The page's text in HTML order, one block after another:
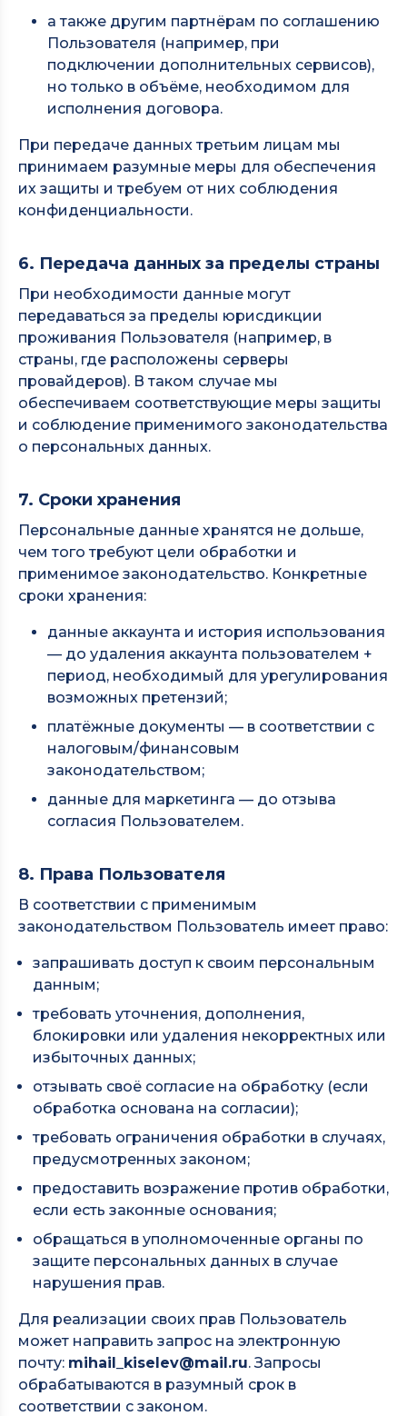
а также другим партнёрам по соглашению
Пользователя (например, при
подключении дополнительных сервисов),
но только в объёме, необходимом для
исполнения договора.
При передаче данных третьим лицам мы
принимаем разумные меры для обеспечения
их защиты и требуем от них соблюдения
конфиденциальности.
6. Передача данных за пределы страны
При необходимости данные могут
передаваться за пределы юрисдикции
проживания Пользователя (например, в
страны, где расположены серверы
провайдеров). В таком случае мы
обеспечиваем соответствующие меры защиты
и соблюдение применимого законодательства
о персональных данных.
7. Сроки хранения
Персональные данные хранятся не дольше,
чем того требуют цели обработки и
применимое законодательство. Конкретные
сроки хранения:
данные аккаунта и история использования
— до удаления аккаунта пользователем +
период, необходимый для урегулирования
возможных претензий;
платёжные документы — в соответствии с
налоговым/финансовым
законодательством;
данные для маркетинга — до отзыва
согласия Пользователем.
8. Права Пользователя
В соответствии с применимым
законодательством Пользователь имеет право:
запрашивать доступ к своим персональным
данным;
требовать уточнения, дополнения,
блокировки или удаления некорректных или
избыточных данных;
отзывать своё согласие на обработку (если
обработка основана на согласии);
требовать ограничения обработки в случаях,
предусмотренных законом;
предоставить возражение против обработки,
если есть законные основания;
обращаться в уполномоченные органы по
защите персональных данных в случае
нарушения прав.
Для реализации своих прав Пользователь
может направить запрос на электронную
почту: mihail_kiselev@mail.ru. Запросы
обрабатываются в разумный срок в
соответствии с законом.